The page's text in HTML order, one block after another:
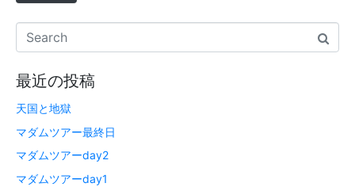
最近の投稿
天国と地獄
マダムツアー最終日
マダムツアーday2
マダムツアーday1